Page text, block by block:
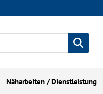
Näharbeiten / Dienstleistung